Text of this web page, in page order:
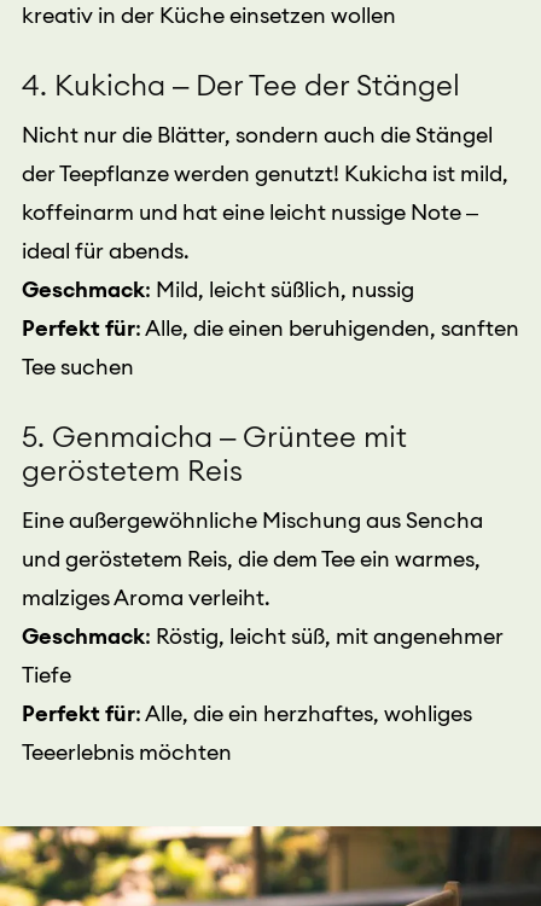
kreativ in der Küche einsetzen wollen
4. Kukicha – Der Tee der Stängel
Nicht nur die Blätter, sondern auch die Stängel
der Teepflanze werden genutzt! Kukicha ist mild,
koffeinarm und hat eine leicht nussige Note –
ideal für abends.
Geschmack: Mild, leicht süßlich, nussig
Perfekt für: Alle, die einen beruhigenden, sanften
Tee suchen
5. Genmaicha – Grüntee mit
geröstetem Reis
Eine außergewöhnliche Mischung aus Sencha
und geröstetem Reis, die dem Tee ein warmes,
malziges Aroma verleiht.
Geschmack: Röstig, leicht süß, mit angenehmer
Tiefe
Perfekt für: Alle, die ein herzhaftes, wohliges
Teeerlebnis möchten